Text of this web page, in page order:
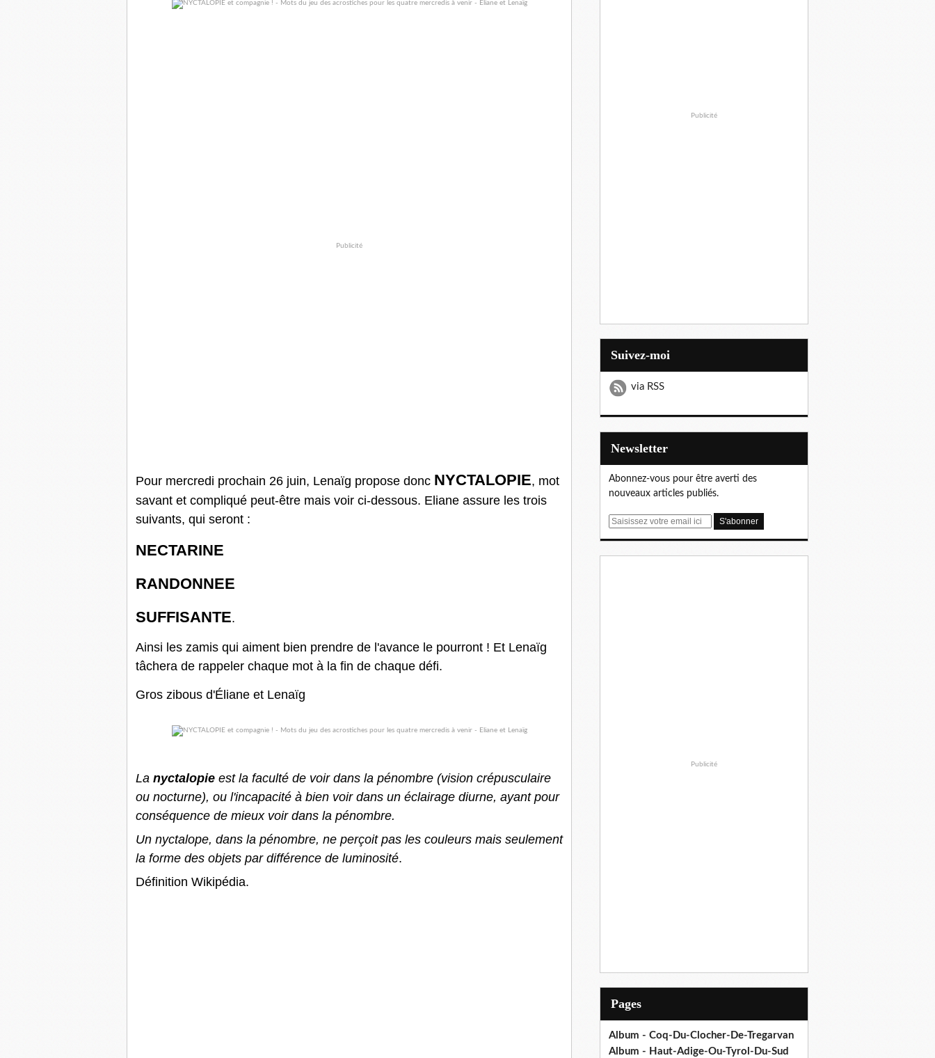
Publicité
Pour mercredi prochain 26 juin, Lenaïg propose donc NYCTALOPIE, mot
savant et compliqué peut-être mais voir ci-dessous. Eliane assure les trois
suivants, qui seront :
NECTARINE
RANDONNEE
SUFFISANTE.
Ainsi les zamis qui aiment bien prendre de l'avance le pourront ! Et Lenaïg
tâchera de rappeler chaque mot à la fin de chaque défi.
Gros zibous d'Éliane et Lenaïg
La nyctalopie est la faculté de voir dans la pénombre (vision crépusculaire
ou nocturne), ou l'incapacité à bien voir dans un éclairage diurne, ayant pour
conséquence de mieux voir dans la pénombre.
Un nyctalope, dans la pénombre, ne perçoit pas les couleurs mais seulement
la forme des objets par différence de luminosité.
Définition Wikipédia.
Publicité
Suivez-moi
via RSS
Newsletter
Abonnez-vous pour être averti des
nouveaux articles publiés.
E
Publicité
Pages
Album - Coq-Du-Clocher-De-Tregarvan
Album - Haut-Adige-Ou-Tyrol-Du-Sud